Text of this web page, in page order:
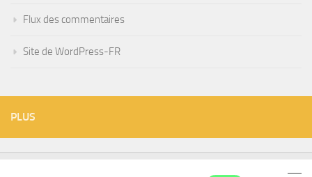
Flux des commentaires
Site de WordPress-FR
PLUS